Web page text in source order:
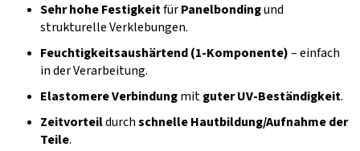
Sehr hohe FestigkeitfürPanelbondingund
strukturelle Verklebungen.
Feuchtigkeitsaushärtend (1-Komponente)– einfach
in der Verarbeitung.
Elastomere Verbindungmitguter UV-Beständigkeit.
Zeitvorteildurchschnelle Hautbildung/Aufnahme der
Teile.